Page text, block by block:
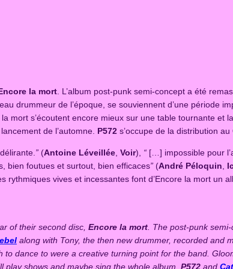
la mort. L’album post-punk semi-concept a été
drummeur de l’époque, se souviennent d’une période
s’écoutent encore mieux sur une table tournante et
de l’automne. P572s’occupe de la distribution au
”(Antoine Léveillée, Voir), “[…] impossible pour
bien foutues et surtout, bien efficaces”(André Péloquin
vives et incessantes font d’Encore la mort un
of their second disc, Encore la mort. The post-punk
along with Tony, the then new drummer, recorded and
dance to were a creative turning point for the band.
play shows and maybe sing the whole album. P572and